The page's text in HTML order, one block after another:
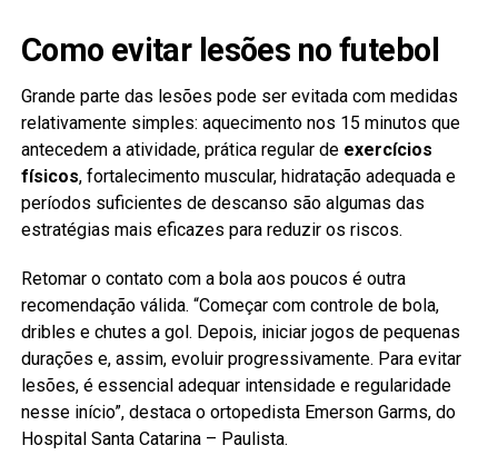
Como evitar lesões no futebol
Grande parte das lesões pode ser evitada com medidas
relativamente simples: aquecimento nos 15 minutos que
antecedem a atividade, prática regular de exercícios
físicos, fortalecimento muscular, hidratação adequada e
períodos suficientes de descanso são algumas das
estratégias mais eficazes para reduzir os riscos.
Retomar o contato com a bola aos poucos é outra
recomendação válida. “Começar com controle de bola,
dribles e chutes a gol. Depois, iniciar jogos de pequenas
durações e, assim, evoluir progressivamente. Para evitar
lesões, é essencial adequar intensidade e regularidade
nesse início”, destaca o ortopedista Emerson Garms, do
Hospital Santa Catarina – Paulista.